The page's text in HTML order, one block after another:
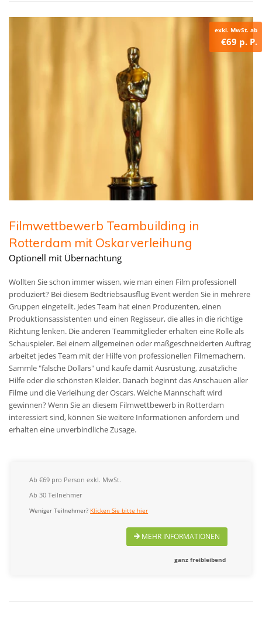
exkl. MwSt. ab
€69 p. P.
Filmwettbewerb Teambuilding in
Rotterdam mit Oskarverleihung
Optionell mit Übernachtung
Wollten Sie schon immer wissen, wie man einen Film professionell
produziert? Bei diesem Bedtriebsausflug Event werden Sie in mehrere
Gruppen eingeteilt. Jedes Team hat einen Produzenten, einen
Produktionsassistenten und einen Regisseur, die alles in die richtige
Richtung lenken. Die anderen Teammitglieder erhalten eine Rolle als
Schauspieler. Bei einem allgemeinen oder maßgeschneiderten Auftrag
arbeitet jedes Team mit der Hilfe von professionellen Filmemachern.
Sammle "falsche Dollars" und kaufe damit Ausrüstung, zusätzliche
Hilfe oder die schönsten Kleider. Danach beginnt das Anschauen aller
Filme und die Verleihung der Oscars. Welche Mannschaft wird
gewinnen? Wenn Sie an diesem Filmwettbewerb in Rotterdam
interessiert sind, können Sie weitere Informationen anfordern und
erhalten eine unverbindliche Zusage.
Ab €69 pro Person exkl. MwSt.
Ab 30 Teilnehmer
Weniger Teilnehmer? Klicken Sie bitte hier
MEHR INFORMATIONEN
ganz freibleibend